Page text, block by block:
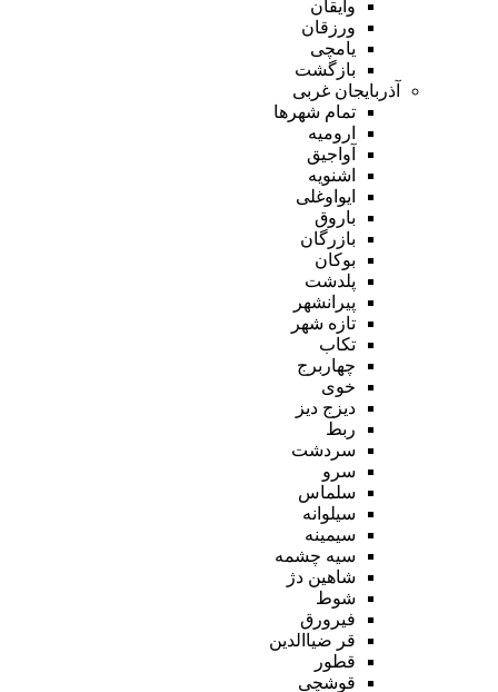
وایقان
ورزقان
یامچی
بازگشت
آذربایجان غربی
تمام شهر‌ها
ارومیه
آواجیق
اشنویه
ایواوغلی
باروق
بازرگان
بوکان
پلدشت
پیرانشهر
تازه شهر
تکاب
چهاربرج
خوی
دیزج دیز
ربط
سردشت
سرو
سلماس
سیلوانه
سیمینه
سیه چشمه
شاهین دژ
شوط
فیرورق
قر ضیاالدین
قطور
قوشچی